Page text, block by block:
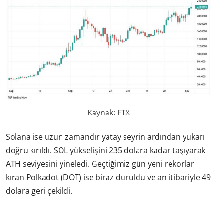
Kaynak: FTX
Solana ise uzun zamandır yatay seyrin ardından yukarı
doğru kırıldı. SOL yükselişini 235 dolara kadar taşıyarak
ATH seviyesini yineledi. Geçtiğimiz gün yeni rekorlar
kıran Polkadot (DOT) ise biraz duruldu ve an itibariyle 49
dolara geri çekildi.